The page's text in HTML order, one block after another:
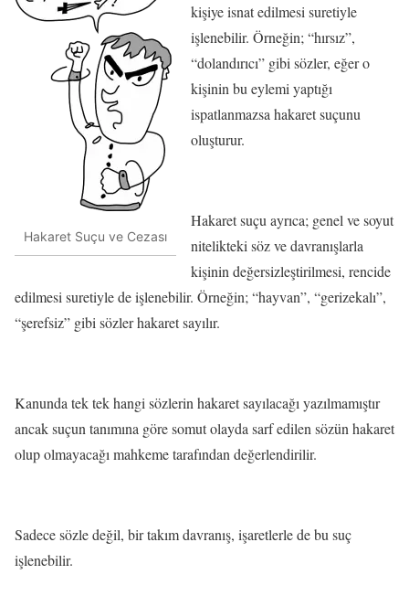
Hakaret Suçu ve Cezası
kişiye isnat edilmesi suretiyle
işlenebilir. Örneğin; “hırsız”,
“dolandırıcı” gibi sözler, eğer o
kişinin bu eylemi yaptığı
ispatlanmazsa hakaret suçunu
oluşturur.
Hakaret suçu ayrıca; genel ve soyut
nitelikteki söz ve davranışlarla
kişinin değersizleştirilmesi, rencide
edilmesi suretiyle de işlenebilir. Örneğin; “hayvan”, “gerizekalı”,
“şerefsiz” gibi sözler hakaret sayılır.
Kanunda tek tek hangi sözlerin hakaret sayılacağı yazılmamıştır
ancak suçun tanımına göre somut olayda sarf edilen sözün hakaret
olup olmayacağı mahkeme tarafından değerlendirilir.
Sadece sözle değil, bir takım davranış, işaretlerle de bu suç
işlenebilir.